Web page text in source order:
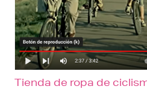
Tienda de ropa de